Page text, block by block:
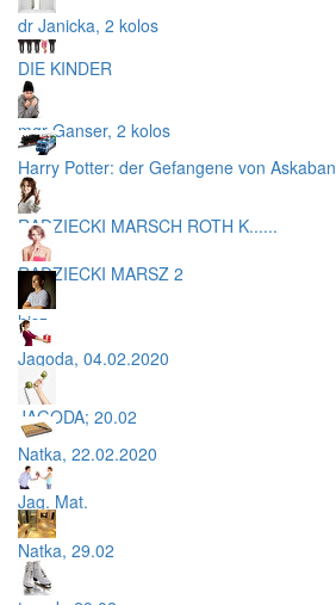
dr Janicka, 2 kolos
DIE KINDER
mgr Ganser, 2 kolos
Harry Potter: der Gefangene von Askaban
RADZIECKI MARSCH ROTH K......
RADZIECKI MARSZ 2
hisz
Jagoda, 04.02.2020
JAGODA; 20.02
Natka, 22.02.2020
Jag. Mat.
Natka, 29.02